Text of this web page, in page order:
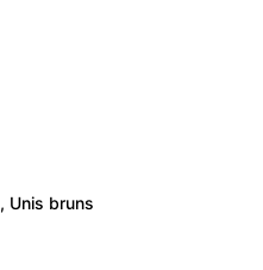
, Unis bruns